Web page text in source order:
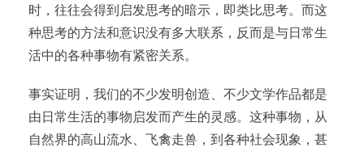
时，往往会得到启发思考的暗示，即类比思考。而这
种思考的方法和意识没有多大联系，反而是与日常生
活中的各种事物有紧密关系。
事实证明，我们的不少发明创造、不少文学作品都是
由日常生活的事物启发而产生的灵感。这种事物，从
自然界的高山流水、飞禽走兽，到各种社会现象，甚